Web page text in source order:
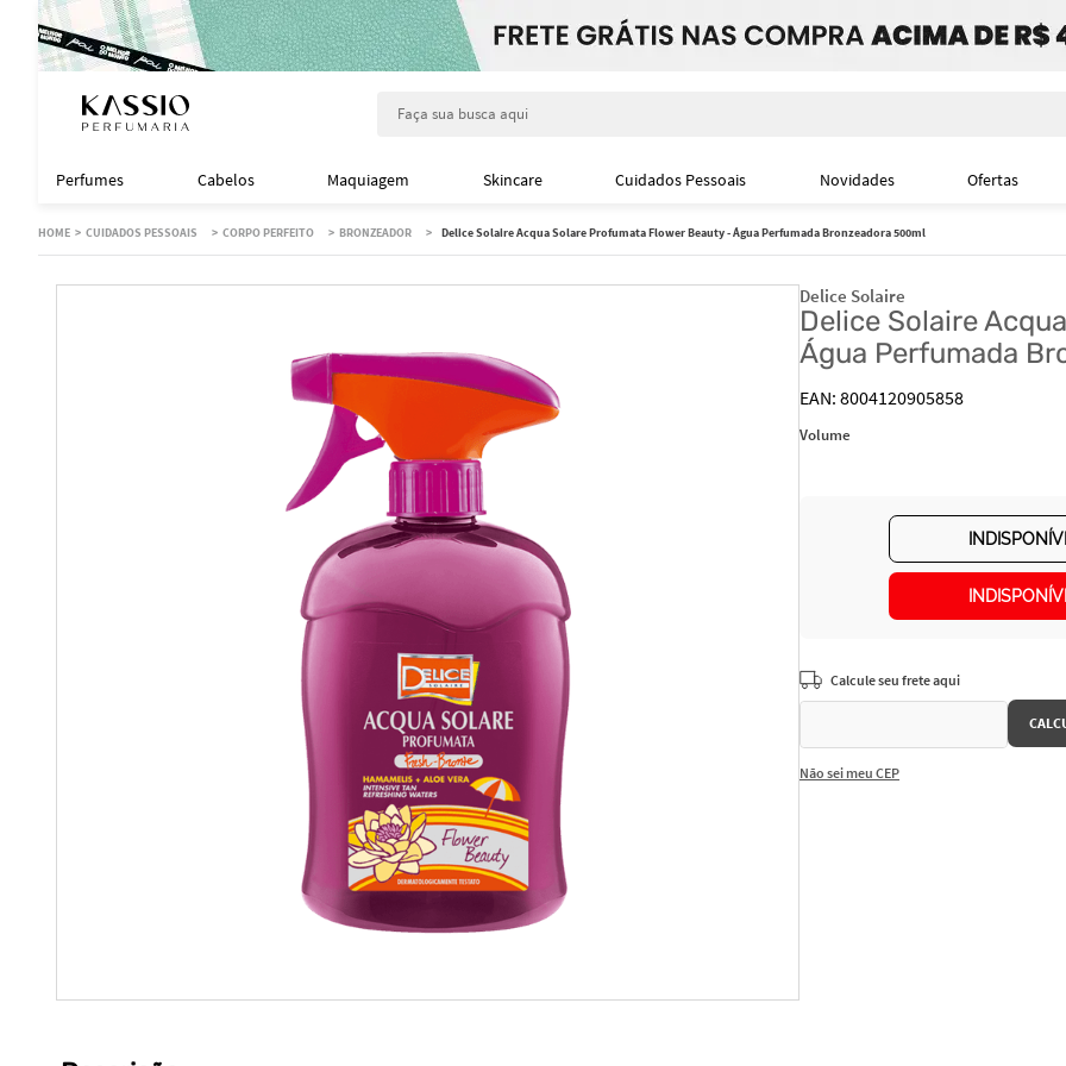
Perfumes Cabelos Maquiagem Skincare Cuidados Pessoais Novidades Ofertas
CUIDADOS PESSOAIS CORPO PERFEITO BRONZEADOR Delice Solaire Acqua Solare Profumata Flower Beauty - Água Perfumada Bronzeadora 500ml
Delice Solaire
Delice Solaire
Água Perfumada
8004120905858
Volume
Não sei meu CEP